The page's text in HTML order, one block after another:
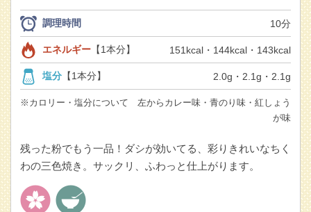
調理時間 10分
エネルギー【1本分】 151kcal・144kcal・143kcal
塩分【1本分】 2.0g・2.1g・2.1g
※カロリー・塩分について 左からカレー味・青のり味・紅しょう
が味
残った粉でもう一品！ダシが効いてる、彩りきれいなちく
わの三色焼き。サックリ、ふわっと仕上がります。